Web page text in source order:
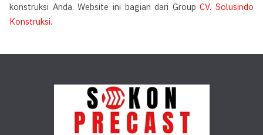
konstruksi Anda. Website ini bagian dari GroupCV. Solusindo
Konstruksi.